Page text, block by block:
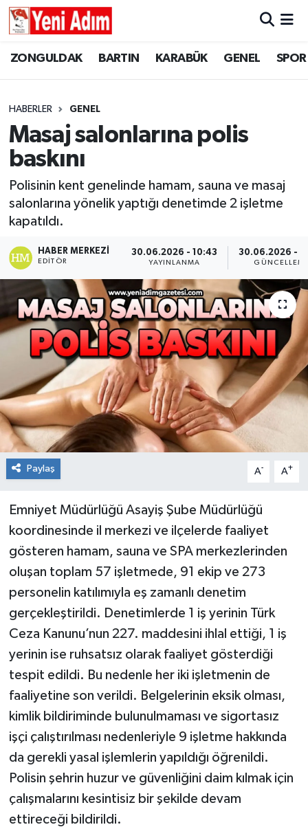
ZONGULDAK BARTIN KARABÜK GENEL SPOR
HABERLER GENEL
Masaj salonlarına polis
baskını
Polisinin kent genelinde hamam, sauna ve masaj
salonlarına yönelik yaptığı denetimde 2 işletme
kapatıldı.
HABER MERKEZI
EDITÖR
30.06.2026 - 10:43
YAYINLANMA
30.06.2026 -
Paylaş A- A+
Emniyet Müdürlüğü Asayiş Şube Müdürlüğü
koordinesinde il merkezi ve ilçelerde faaliyet
gösteren hamam, sauna ve SPA merkezlerinden
oluşan toplam 57 işletmede, 91 ekip ve 273
personelin katılımıyla eş zamanlı denetim
gerçekleştirildi. Denetimlerde 1 iş yerinin Türk
Ceza Kanunu’nun 227. maddesini ihlal ettiği, 1 iş
yerinin ise ruhsatsız olarak faaliyet gösterdiği
tespit edildi. Bu nedenle her iki işletmenin de
faaliyetine son verildi. Belgelerinin eksik olması,
kimlik bildiriminde bulunulmaması ve sigortasız
işçi çalıştırılması nedenleriyle 9 işletme hakkında
da gerekli yasal işlemlerin yapıldığı öğrenildi.
Polisin şehrin huzur ve güvenliğini daim kılmak için
çalışmalarını kesintisiz bir şekilde devam
ettireceği bildirildi.
ZONGULDAK
ASAYİŞ
GÜNCEL
SİYASET
RESMİ İLAN
ZONGULDAK
KARABÜK
GENEL
SPOR
SİYASET
SAĞLIK
GÜNCEL
RESMİ İLAN
Künye
Zonguldak Hava Durumu
Süper Lig Puan Durumu ve Fikstür
Tüm Manşetler
Son Dakika Haberleri
Haber Arşivi